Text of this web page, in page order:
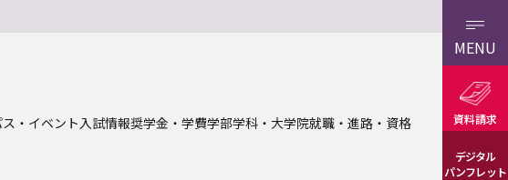
・イベント入試情報奨学金・学費学部学科・大学院就職・進路・資格
MENU
資料請求
デジタル
パンフレット